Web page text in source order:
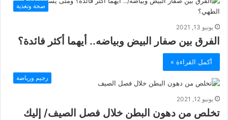
صحة وتغذية
يونيو 13, 2021
الفرق بين صفار البيض وبياضه.. أيهما أكثر فائدة؟
أكمل القراءة »
رجيم ورياضة
يونيو 12, 2021
تخلص من دهون البطن خلال فصل الصيف/ إليك